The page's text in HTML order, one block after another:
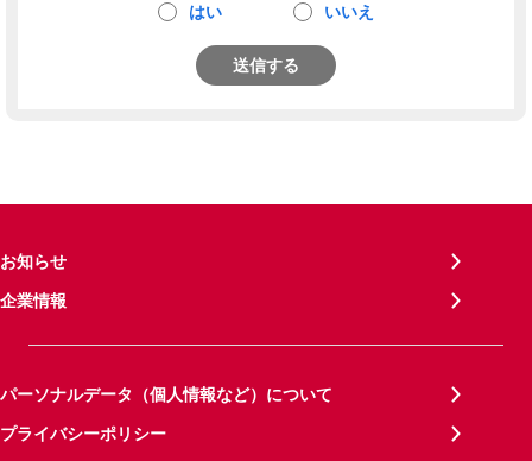
はい いいえ
送信する
お知らせ
企業情報
パーソナルデータ（個人情報など）について
プライバシーポリシー